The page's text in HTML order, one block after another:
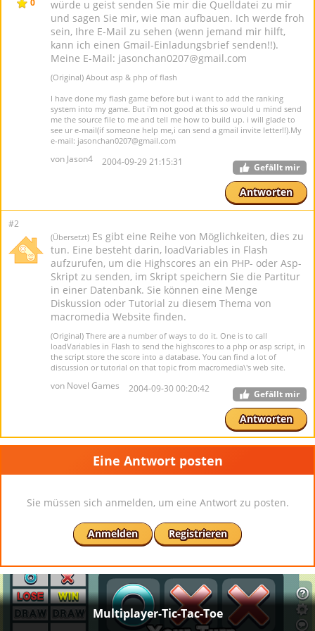
0
würde u geist senden Sie mir die Quelldatei zu mir
und sagen Sie mir, wie man aufbauen. Ich werde froh
sein, Ihre E-Mail zu sehen (wenn jemand mir hilft,
kann ich einen Gmail-Einladungsbrief senden!!).
Meine E-Mail: jasonchan0207@gmail.com
(Original) About asp & php of flash
I have done my flash game before but i want to add the ranking
system into my game. But i'm not good at this so would u mind send
me the source file to me and tell me how to build up. i will glade to
see ur e-mail(if someone help me,i can send a gmail invite letter!!).My
e-mail: jasonchan0207@gmail.com
von Jason4 2004-09-29 21:15:31 Gefällt mir
Antworten
#2
(Übersetzt) Es gibt eine Reihe von Möglichkeiten, dies zu
tun. Eine besteht darin, loadVariables in Flash
aufzurufen, um die Highscores an ein PHP- oder Asp-
Skript zu senden, im Skript speichern Sie die Partitur
in einer Datenbank. Sie können eine Menge
Diskussion oder Tutorial zu diesem Thema von
macromedia Website finden.
(Original) There are a number of ways to do it. One is to call
loadVariables in Flash to send the highscores to a php or asp script, in
the script store the score into a database. You can find a lot of
discussion or tutorial on that topic from macromedia\'s web site.
von Novel Games 2004-09-30 00:20:42 Gefällt mir
Antworten
Eine Antwort posten
Sie müssen sich anmelden, um eine Antwort zu posten.
Anmelden Registrieren